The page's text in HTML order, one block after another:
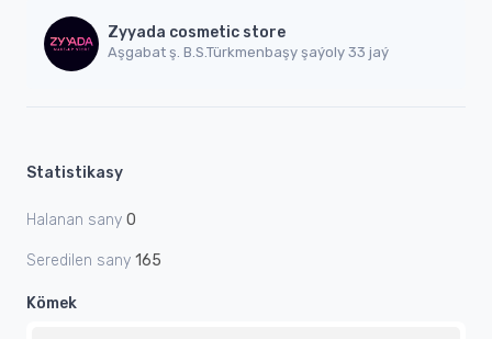
Zyyada cosmetic store
Aşgabat ş. B.S.Türkmenbaşy şaýoly 33 jaý
Statistikasy
Halanan sany 0
Seredilen sany 165
Kömek